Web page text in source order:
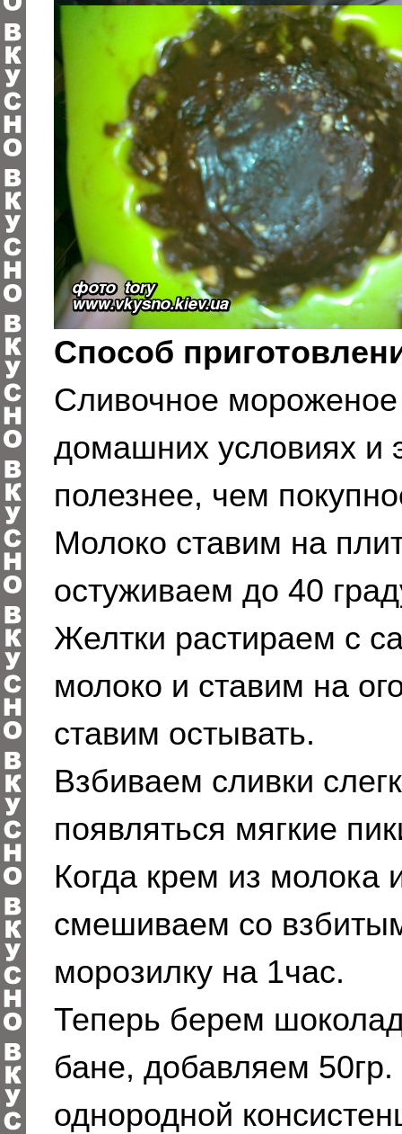
Способ
Сливочное мороженое
домашних условиях и
полезнее, чем
Молоко ставим на
остуживаем до 40
Желтки растираем с
молоко и ставим на
ставим остывать.
Взбиваем сливки
появляться мягкие
Когда крем из молока
смешиваем со
морозилку на 1час.
Теперь берем
бане, добавляем
однородной